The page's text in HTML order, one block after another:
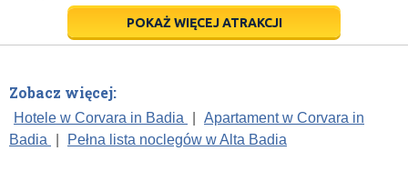
POKAŻ WIĘCEJ ATRAKCJI
Zobacz więcej:
Hotele w Corvara in Badia
Apartament w Corvara in
Badia
Pełna lista noclegów w Alta Badia